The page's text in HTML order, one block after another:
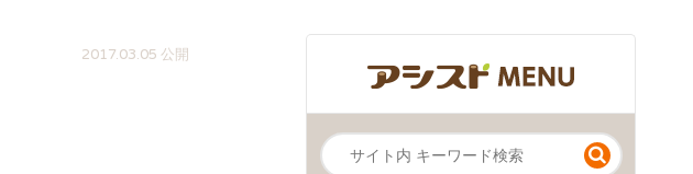
2017.03.05 公開